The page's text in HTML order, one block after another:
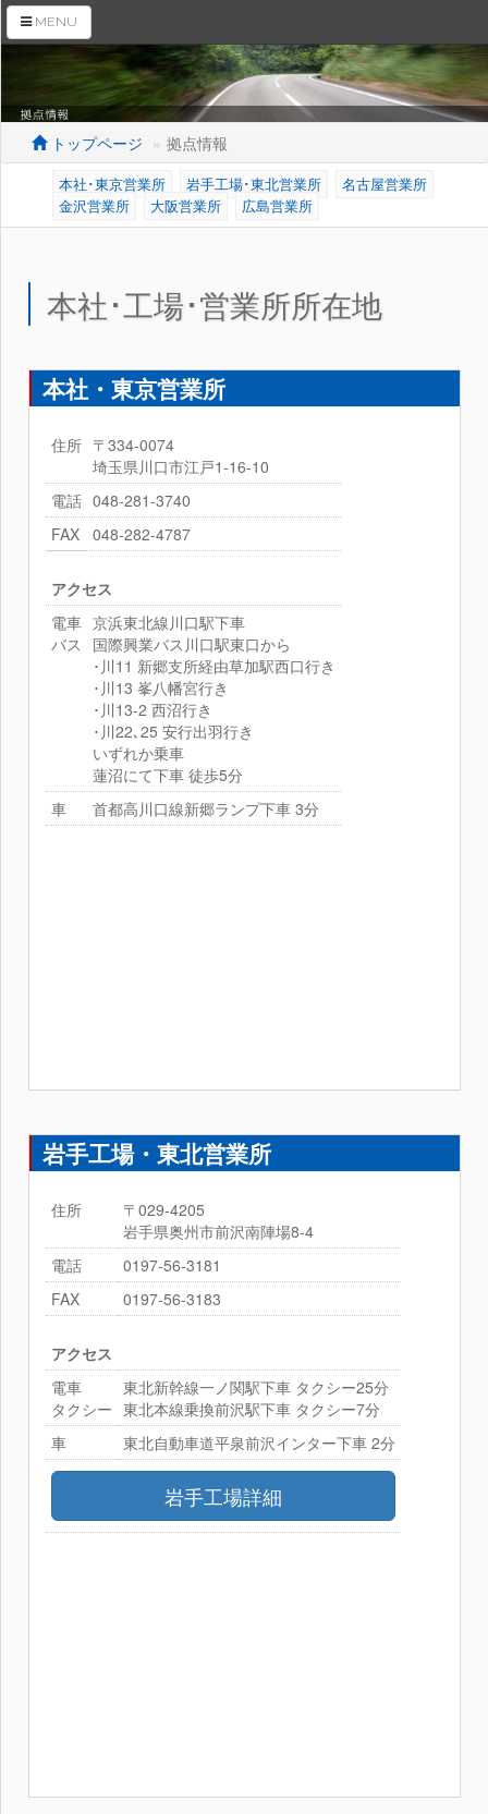
トップページ
商品紹介
母材搬入装置
RaS機販売ページ
トピックス
拠点情報
お問い合わせ
アフターメンテナンス
リンク
LANGUAGE
Japanese
English
Taiwanese
Korean
MENU
トップページ 拠点情報
本社･東京営業所 岩手工場･東北営業所
名古屋営業所
金沢営業所
大阪営業所 広島営業所
本社･工場･営業所所在地
本社・東京営業所
住所 〒334-0074
埼玉県川口市江戸1-16-10
電話 048-281-3740
FAX 048-282-4787
アクセス
電車
バス
京浜東北線川口駅下車
国際興業バス川口駅東口から
･川11 新郷支所経由草加駅西口行き
･川13 峯八幡宮行き
･川13-2 西沼行き
･川22､25 安行出羽行き
いずれか乗車
蓮沼にて下車 徒歩5分
車
首都高川口線新郷ランプ下車 3分
岩手工場・東北営業所
住所
〒029-4205
岩手県奥州市前沢南陣場8-4
電話
0197-56-3181
FAX
0197-56-3183
アクセス
電車
タクシー
東北新幹線一ノ関駅下車 タクシー25分
東北本線乗換前沢駅下車 タクシー7分
車
東北自動車道平泉前沢インター下車 2分
岩手工場詳細